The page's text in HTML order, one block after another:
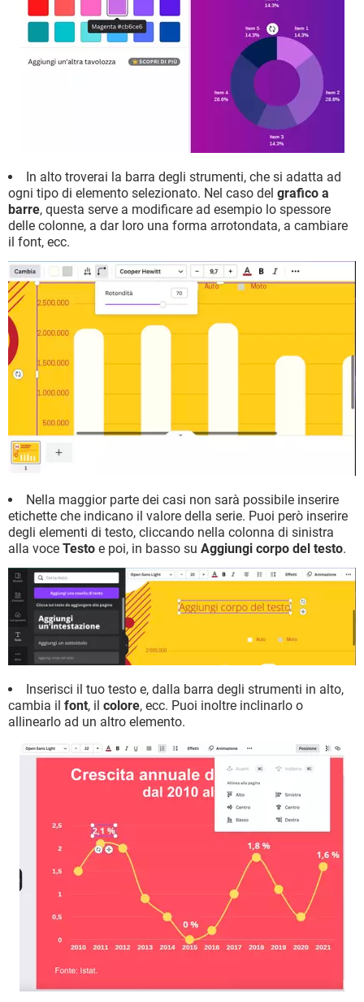
In alto troverai la barra degli strumenti, che si adatta ad
ogni tipo di elemento selezionato. Nel caso del grafico a
barre, questa serve a modificare ad esempio lo spessore
delle colonne, a dar loro una forma arrotondata, a cambiare
il font, ecc.
Nella maggior parte dei casi non sarà possibile inserire
etichette che indicano il valore della serie. Puoi però inserire
degli elementi di testo, cliccando nella colonna di sinistra
alla voce Testo e poi, in basso su Aggiungi corpo del testo.
Inserisci il tuo testo e, dalla barra degli strumenti in alto,
cambia il font, il colore, ecc. Puoi inoltre inclinarlo o
allinearlo ad un altro elemento.